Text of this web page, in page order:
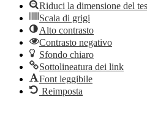
Riduci la dimensione del
Scala di grigi
Alto contrasto
Contrasto negativo
Sfondo chiaro
Sottolineatura dei link
Font leggibile
Reimposta